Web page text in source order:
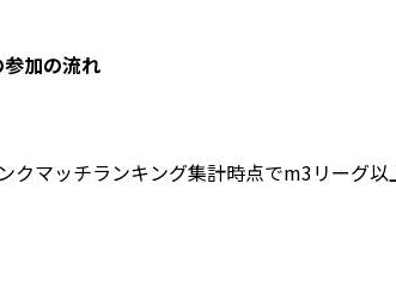
加の流れ
クマッチランキング集計時点でm3リーグ